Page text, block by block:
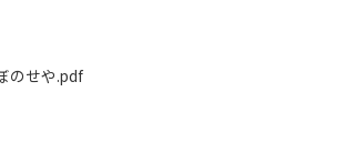
のせや.pdf